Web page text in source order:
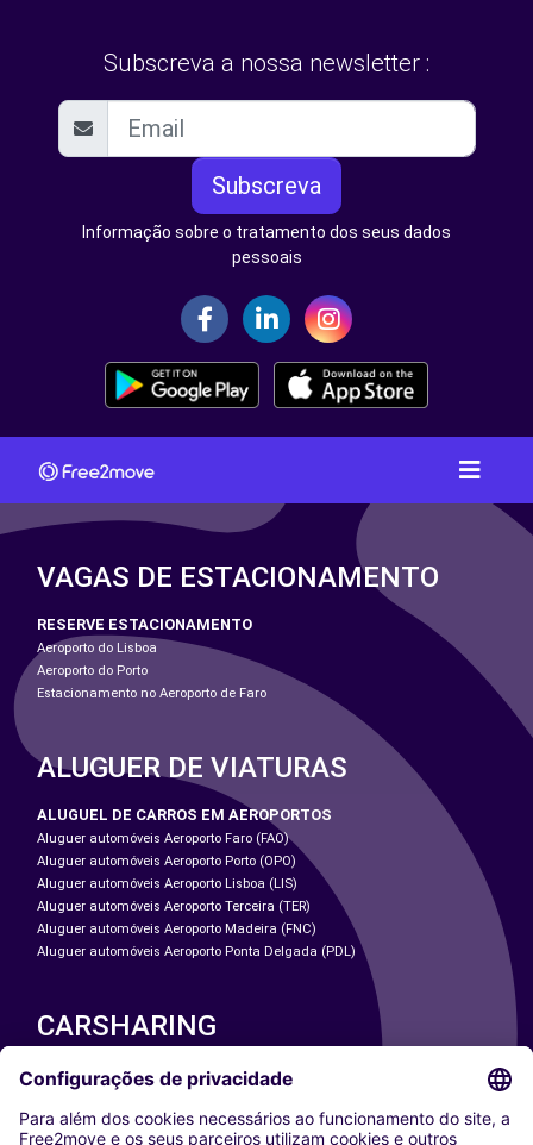
Subscreva a nossa newsletter :
Subscreva
Informação sobre o tratamento dos seus dados
pessoais
VAGAS DE ESTACIONAMENTO
RESERVE ESTACIONAMENTO
Aeroporto do Lisboa
Aeroporto do Porto
Estacionamento no Aeroporto de Faro
ALUGUER DE VIATURAS
ALUGUEL DE CARROS EM AEROPORTOS
Aluguer automóveis Aeroporto Faro (FAO)
Aluguer automóveis Aeroporto Porto (OPO)
Aluguer automóveis Aeroporto Lisboa (LIS)
Aluguer automóveis Aeroporto Terceira (TER)
Aluguer automóveis Aeroporto Madeira (FNC)
Aluguer automóveis Aeroporto Ponta Delgada (PDL)
CARSHARING
NOSSAS CIDADES
Washington DC
Milan